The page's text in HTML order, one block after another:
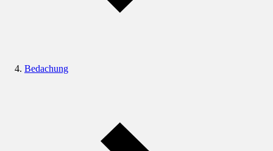
Bedachung